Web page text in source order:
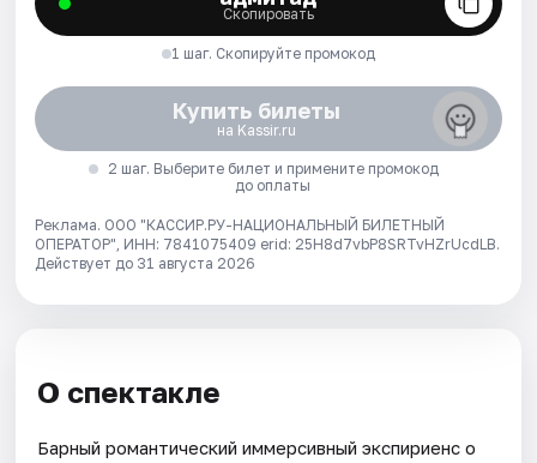
Скопировать
1 шаг. Скопируйте промокод
Купить билеты
на Kassir.ru
2 шаг. Выберите билет и примените промокод
до оплаты
Реклама. ООО "КАССИР.РУ-НАЦИОНАЛЬНЫЙ БИЛЕТНЫЙ
ОПЕРАТОР", ИНН: 7841075409 erid: 25H8d7vbP8SRTvHZrUcdLB.
Действует до 31 августа 2026
О спектакле
Барный романтический иммерсивный экспириенс о